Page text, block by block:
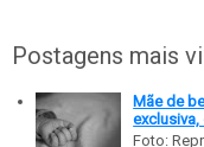
Postagens mais
Mãe de
Foto: